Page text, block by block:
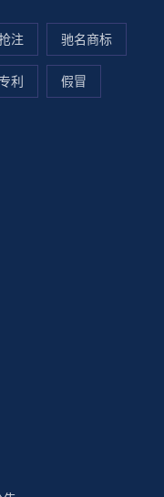
注 驰名商标
利 假冒